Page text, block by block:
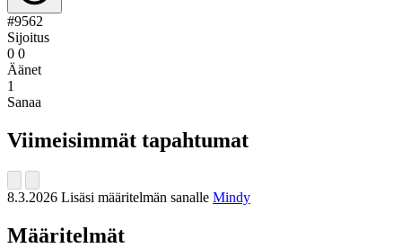
#9562
Sijoitus
0 0
Äänet
1
Sanaa
Viimeisimmät tapahtumat
8.3.2026 Lisäsi määritelmän sanalle Mindy
Määritelmät